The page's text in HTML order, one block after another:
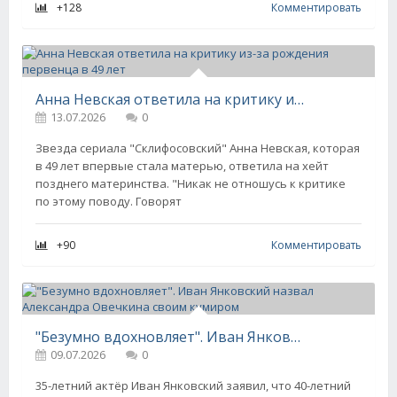
+128 Комментировать
Анна Невская ответила на критику из-за рождения первенца в 49 лет
13.07.2026
0
Звезда сериала "Склифосовский" Анна Невская, которая
в 49 лет впервые стала матерью, ответила на хейт
позднего материнства. "Никак не отношусь к критике
по этому поводу. Говорят
+90 Комментировать
"Безумно вдохновляет". Иван Янковский назвал Александра Овечкина своим кумиром
09.07.2026
0
35-летний актёр Иван Янковский заявил, что 40-летний